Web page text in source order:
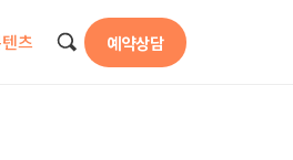
츠 예약상담